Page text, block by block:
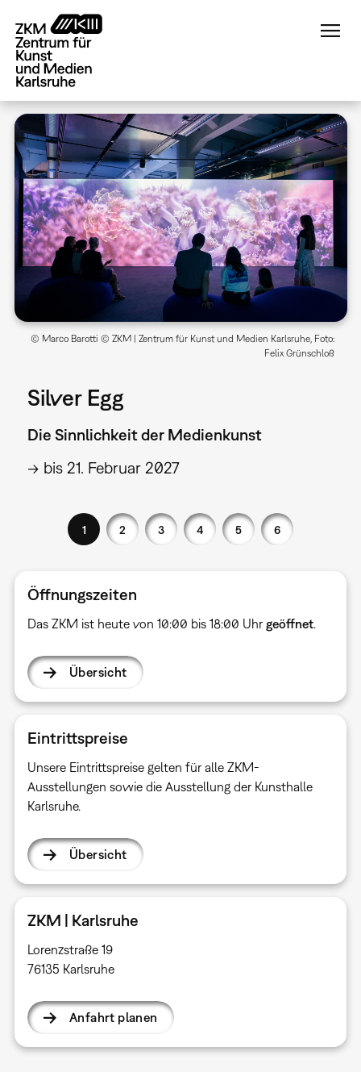
zum
Inhalt
© Marco Barotti © ZKM | Zentrum für Kunst und Medien Karlsruhe, Foto:
Felix Grünschloß
Silver Egg
Die Sinnlichkeit der Medienkunst
→ bis 21. Februar 2027
1 2 3 4 5 6
Öffnungszeiten
Das ZKM ist heute von 10:00 bis 18:00 Uhr geöffnet.
Übersicht
Eintrittspreise
Unsere Eintrittspreise gelten für alle ZKM-
Ausstellungen sowie die Ausstellung der Kunsthalle
Karlsruhe.
Übersicht
ZKM | Karlsruhe
Lorenzstraße 19
76135 Karlsruhe
Anfahrt planen